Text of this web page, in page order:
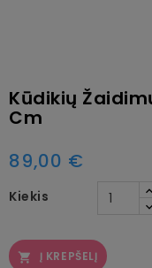
Kūdikių
Cm
89,00 €
Kiekis
 Į KREPŠELĮ